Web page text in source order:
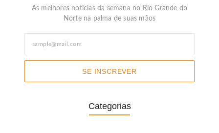
As melhores noticias da semana no Rio Grande do
Norte na palma de suas mãos
SE INSCREVER
Categorias